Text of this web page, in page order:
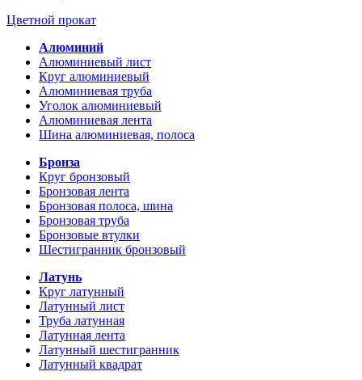
Цветной прокат
Алюминий
Алюминиевый лист
Круг алюминиевый
Алюминиевая труба
Уголок алюминиевый
Алюминиевая лента
Шина алюминиевая, полоса
Бронза
Круг бронзовый
Бронзовая лента
Бронзовая полоса, шина
Бронзовая труба
Бронзовые втулки
Шестигранник бронзовый
Латунь
Круг латунный
Латунный лист
Труба латунная
Латунная лента
Латунный шестигранник
Латунный квадрат